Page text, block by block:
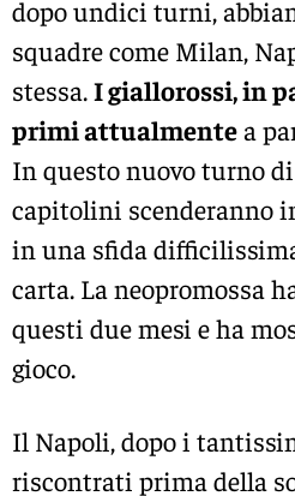
dopo undici turni,
squadre come Milan,
stessa.I giallorossi, in
primi attualmentea
In questo nuovo turno
capitolini scenderanno
in una sfida
carta. La neopromossa
questi due mesi e ha
gioco.
Il Napoli, dopo i
riscontrati prima della